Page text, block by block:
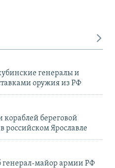
генералы и
оружия из РФ
береговой
Ярославле
генерал-майор армии РФ